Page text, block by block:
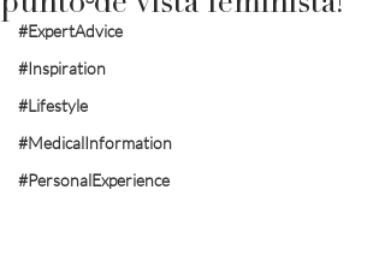
#ExpertAdvice
#Inspiration
#Lifestyle
#MedicalInformation
#PersonalExperience